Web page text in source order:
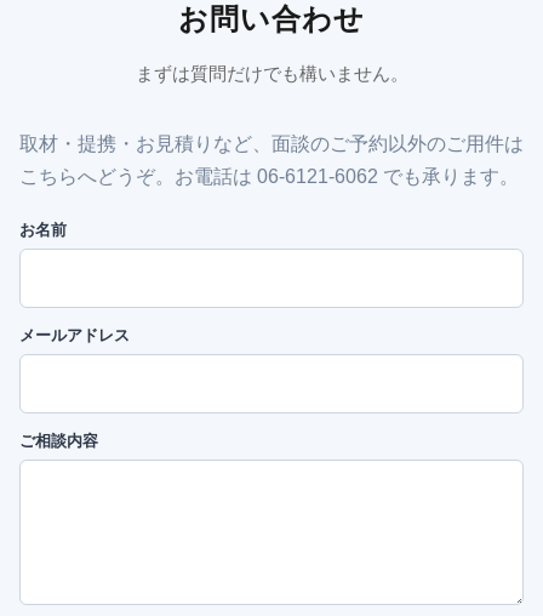
お問い合わせ
まずは質問だけでも構いません。
取材・提携・お見積りなど、面談のご予約以外のご用件は
こちらへどうぞ。お電話は 06-6121-6062 でも承ります。
お名前
メールアドレス
ご相談内容